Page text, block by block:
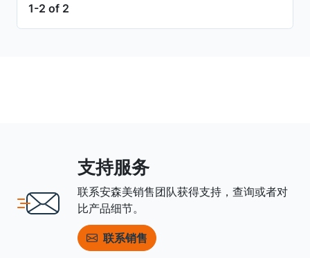
1-2 of 2
支持服务
联系安森美销售团队获得支持，查询或者对
比产品细节。
联系销售